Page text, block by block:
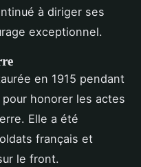
à diriger ses
exceptionnel.
en 1915 pendant
honorer les actes
Elle a été
français et
le front.